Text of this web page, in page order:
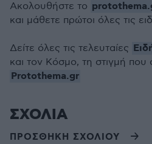
Ακολουθήστε το
και μάθετε πρώτοι όλες τις
Δείτε όλες τις τελευταίες
και τον Κόσμο, τη στιγμή που
Protothema.gr
ΣΧΟΛΙΑ
ΠΡΟΣΘΗΚΗ ΣΧΟΛΙΟΥ